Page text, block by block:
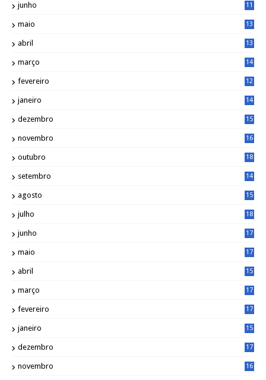
junho
11
maio
13
abril
13
março
14
fevereiro
12
janeiro
14
dezembro
15
novembro
16
outubro
18
setembro
14
agosto
15
julho
18
junho
17
maio
17
abril
15
março
17
fevereiro
17
janeiro
15
dezembro
17
novembro
16